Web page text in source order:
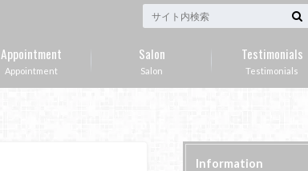
Appointment
Appointment
Salon
Salon
Testimonials
Testimonials
Information